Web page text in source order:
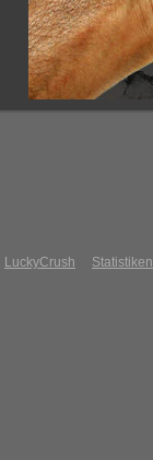
LuckyCrush Statistiken